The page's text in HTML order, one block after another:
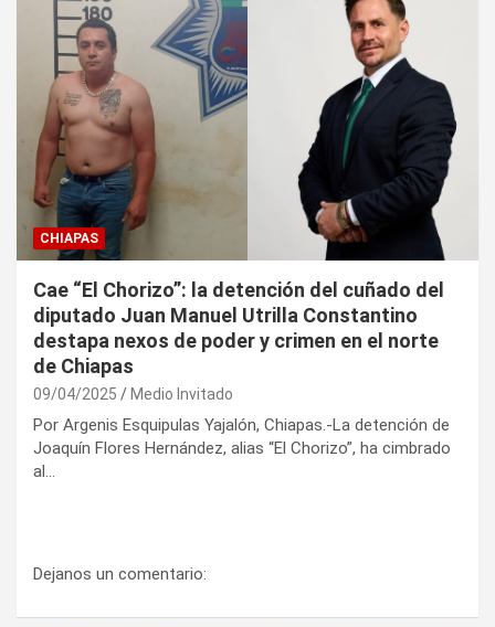
CHIAPAS
Cae “El Chorizo”: la detención del cuñado del
diputado Juan Manuel Utrilla Constantino
destapa nexos de poder y crimen en el norte
de Chiapas
09/04/2025 Medio Invitado
Por Argenis Esquipulas Yajalón, Chiapas.-La detención de
Joaquín Flores Hernández, alias “El Chorizo”, ha cimbrado
al…
Dejanos un comentario: